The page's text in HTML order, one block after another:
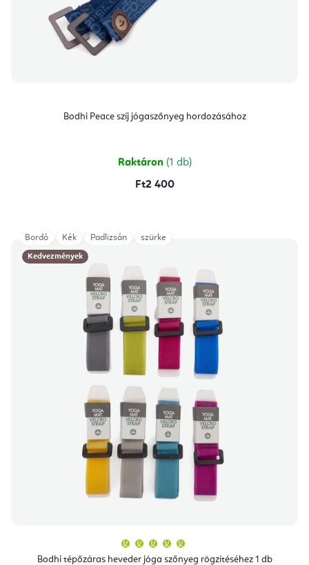
Bodhi Peace szíj jógaszőnyeg hordozásához
Raktáron (1 db)
Ft2 400
Kedvezmények
Bodhi tépőzáras heveder jóga szőnyeg rögzítéséhez 1 db
átlagos
Bordó Kék Padlizsán szürke